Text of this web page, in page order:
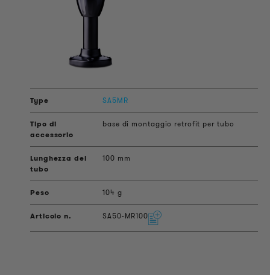
SA5MR
base di montaggio retrofit per tubo
100 mm
104 g
SA50-MR100